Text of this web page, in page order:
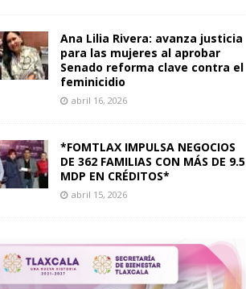
Ana Lilia Rivera: avanza justicia
para las mujeres al aprobar
Senado reforma clave contra el
feminicidio
abril 16, 2026
*FOMTLAX IMPULSA NEGOCIOS
DE 362 FAMILIAS CON MÁS DE 9.5
MDP EN CRÉDITOS*
abril 15, 2026